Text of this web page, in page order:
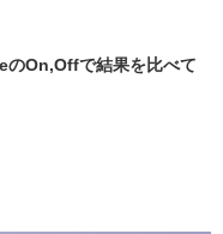
のOn,Offで結果を比べて